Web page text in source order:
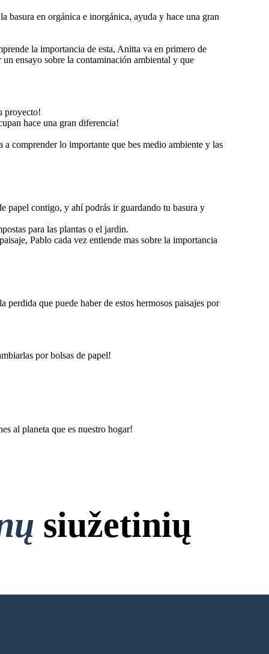
basura en orgánica e inorgánica, ayuda y hace una gran
la importancia de esta, Anitta va en primero de
ensayo sobre la contaminación ambiental y que
proyecto!
hace una gran diferencia!
comprender lo importante que bes medio ambiente y las
papel contigo, y ahí podrás ir guardando tu basura y
para las plantas o el jardin.
Pablo cada vez entiende mas sobre la importancia
que puede haber de estos hermosos paisajes por
por bolsas de papel!
al planeta que es nuestro hogar!
siužetinių
Prisijungti!